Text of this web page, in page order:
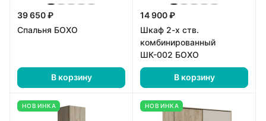
39 650 ₽
Спальня БОХО
В корзину
14 900 ₽
Шкаф 2-х ств.
комбинированный
ШК-002 БОХО
В корзину
НОВИНКА НОВИНКА